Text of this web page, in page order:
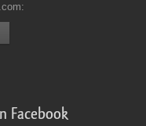
Facebook